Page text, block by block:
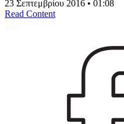
23 Σεπτεμβρίου 2016 • 01:08
Read Content